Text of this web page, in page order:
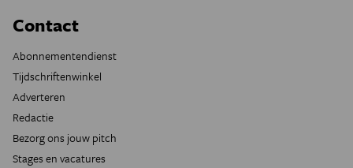
Contact
Abonnementendienst
Tijdschriftenwinkel
Adverteren
Redactie
Bezorg ons jouw pitch
Stages en vacatures